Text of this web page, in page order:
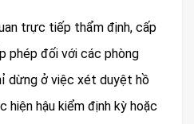
trực tiếp thẩm định, cấp
phép đối với các phòng
dừng ở việc xét duyệt hồ
hiện hậu kiểm định kỳ hoặc